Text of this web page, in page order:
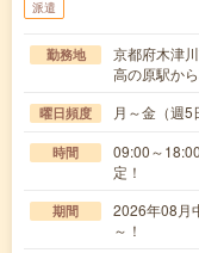
派遣
勤務地
京都府木津
高の原駅か
曜日頻度 月～金（週
時間
09:00～
定！
期間
2026年08月
～！